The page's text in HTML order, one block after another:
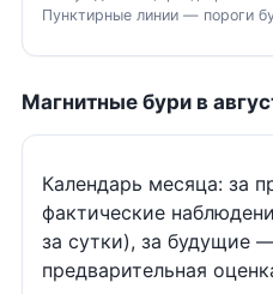
Пунктирные линии — пороги
Магнитные бури в
Календарь месяца: за
фактические
за сутки), за будущие
предварительная